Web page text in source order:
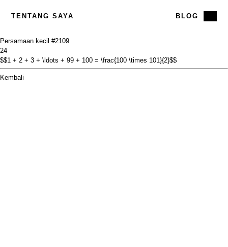
TENTANG SAYA BLOG
Persamaan kecil #2109
24
$$1 + 2 + 3 + \ldots + 99 + 100 = \frac{100 \times 101}{2}$$
Kembali